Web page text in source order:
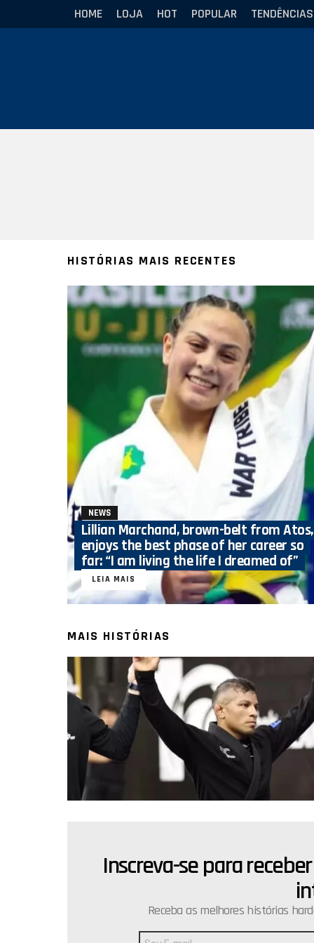
HOME LOJA HOT POPULAR TENDÊNCIAS
HISTÓRIAS MAIS RECENTES
NEWS
Lillian Marchand, brown-belt from Atos,
enjoys the best phase of her career so
far: “I am living the life I dreamed of”
LEIA MAIS
MAIS HISTÓRIAS
NEWSLETTER
Inscreva-se para
Receba as melhores histórias